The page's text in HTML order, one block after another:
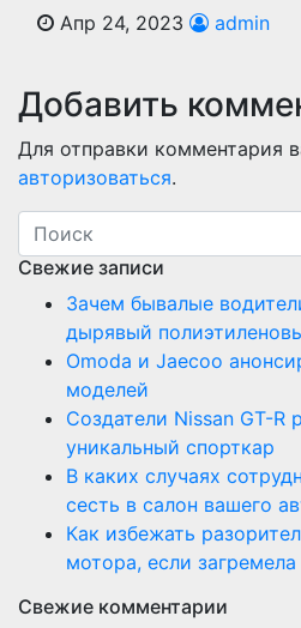
Апр 24, 2023 admin
Добавить
Для отправки комментария
авторизоваться.
Свежие записи
Зачем бывалые
дырявый
Оmoda и Jaecoo
моделей
Создатели Nissan GT-R
уникальный спорткар
В каких случаях
сесть в салон вашего
Как избежать
мотора, если
Свежие комментарии